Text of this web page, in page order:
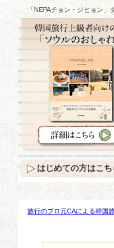
「NEPAチョン・ジヒョン」
旅行のプロ元CAによる韓国
はじめての方はこち